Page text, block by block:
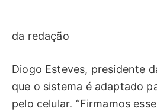
da redação
Diogo Esteves, presidente
que o sistema é adaptado
pelo celular. “Firmamos